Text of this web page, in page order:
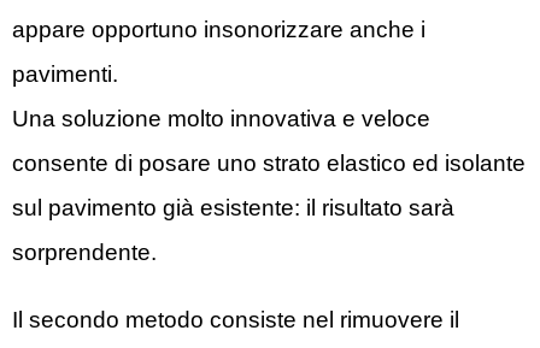
appare opportuno insonorizzare anche i
pavimenti.
Una soluzione molto innovativa e veloce
consente di posare uno strato elastico ed isolante
sul pavimento già esistente: il risultato sarà
sorprendente.
Il secondo metodo consiste nel rimuovere il